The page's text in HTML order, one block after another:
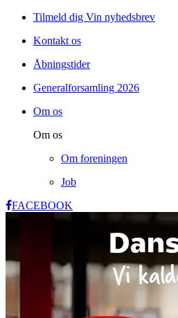
Tilmeld dig Vin nyhedsbrev
Kontakt os
Åbningstider
Generalforsamling 2026
Om os
Om os
Om foreningen
Job
FACEBOOK